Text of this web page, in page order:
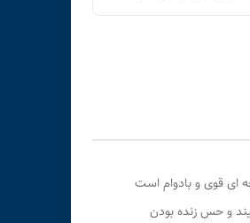
ای قوی و بادوام است
و حس زنده بودن